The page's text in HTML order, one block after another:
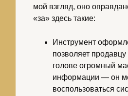
мой взгляд, оно
«за» здесь такие:
Инструмент
позволяет
голове огромный
информации — он
воспользоваться